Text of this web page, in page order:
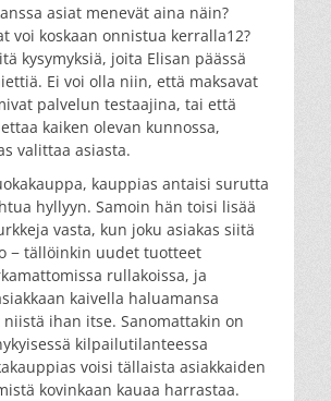
asiat menevät aina näin?
voi koskaan onnistua kerralla12?
kysymyksiä, joita Elisan päässä
Ei voi olla niin, että maksavat
palvelun testaajina, tai että
kaiken olevan kunnossa,
valittaa asiasta.
kauppias antaisi surutta
hyllyyn. Samoin hän toisi lisää
vasta, kun joku asiakas siitä
− tällöinkin uudet tuotteet
rullakoissa, ja
kaivella haluamansa
ihan itse. Sanomattakin on
kilpailutilanteessa
voisi tällaista asiakkaiden
kovinkaan kauaa harrastaa.